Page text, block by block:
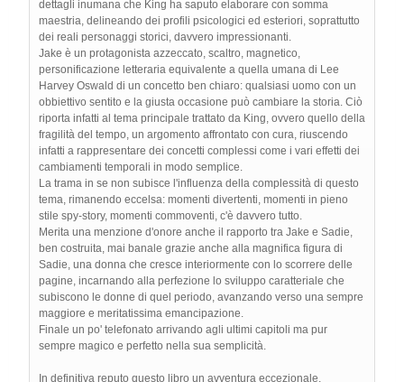
dettagli inumana che King ha saputo elaborare con somma
maestria, delineando dei profili psicologici ed esteriori, soprattutto
dei reali personaggi storici, davvero impressionanti.
Jake è un protagonista azzeccato, scaltro, magnetico,
personificazione letteraria equivalente a quella umana di Lee
Harvey Oswald di un concetto ben chiaro: qualsiasi uomo con un
obbiettivo sentito e la giusta occasione può cambiare la storia. Ciò
riporta infatti al tema principale trattato da King, ovvero quello della
fragilità del tempo, un argomento affrontato con cura, riuscendo
infatti a rappresentare dei concetti complessi come i vari effetti dei
cambiamenti temporali in modo semplice.
La trama in se non subisce l'influenza della complessità di questo
tema, rimanendo eccelsa: momenti divertenti, momenti in pieno
stile spy-story, momenti commoventi, c'è davvero tutto.
Merita una menzione d'onore anche il rapporto tra Jake e Sadie,
ben costruita, mai banale grazie anche alla magnifica figura di
Sadie, una donna che cresce interiormente con lo scorrere delle
pagine, incarnando alla perfezione lo sviluppo caratteriale che
subiscono le donne di quel periodo, avanzando verso una sempre
maggiore e meritatissima emancipazione.
Finale un po' telefonato arrivando agli ultimi capitoli ma pur
sempre magico e perfetto nella sua semplicità.
In definitiva reputo questo libro un avventura eccezionale,